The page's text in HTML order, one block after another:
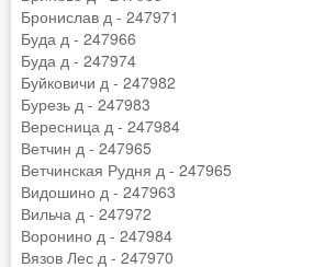
Бронислав д - 247971
Буда д - 247966
Буда д - 247974
Буйковичи д - 247982
Бурезь д - 247983
Вересница д - 247984
Ветчин д - 247965
Ветчинская Рудня д - 247965
Видошино д - 247963
Вильча д - 247972
Воронино д - 247984
Вязов Лес д - 247970